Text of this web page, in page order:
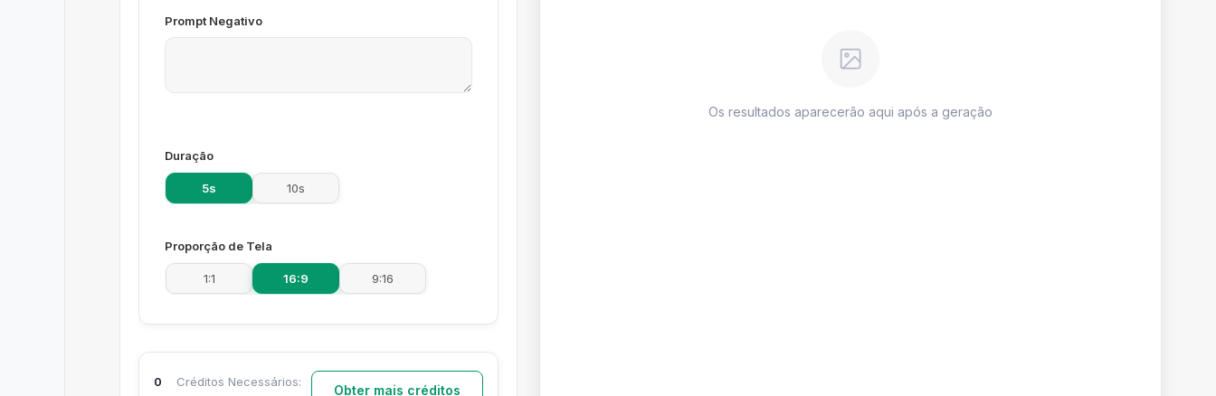
Prompt Negativo
Duração
5s 10s
Proporção de Tela
1:1 16:9 9:16
0
Créditos Necessários:
Obter mais créditos
Os resultados aparecerão aqui após a geração